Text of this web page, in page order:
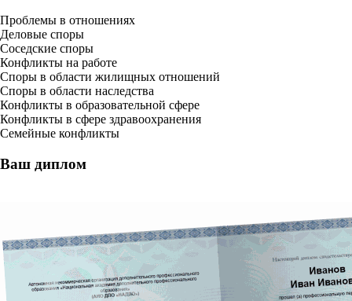
Проблемы в отношениях
Деловые споры
Соседские споры
Конфликты на работе
Споры в области жилищных отношений
Споры в области наследства
Конфликты в образовательной сфере
Конфликты в сфере здравоохранения
Семейные конфликты
Ваш диплом